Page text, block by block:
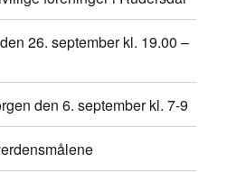
26. september kl. 19.00 –
den 6. september kl. 7-9